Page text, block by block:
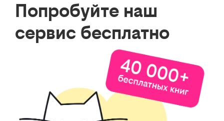
Попробуйте наш
сервис бесплатно